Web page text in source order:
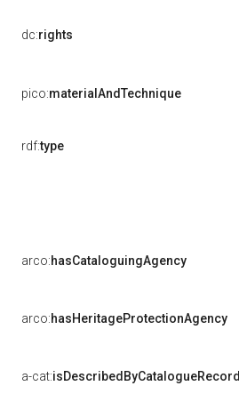
dc:rights
pico:materialAndTechnique
rdf:type
arco:hasCataloguingAgency
arco:hasHeritageProtectionAgency
a-cat:isDescribedByCatalogueRecord